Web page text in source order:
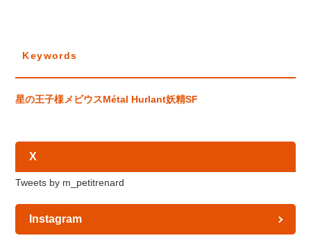
Keywords
星の王子様メビウスMétal Hurlant妖精SF
X
Tweets by m_petitrenard
Instagram